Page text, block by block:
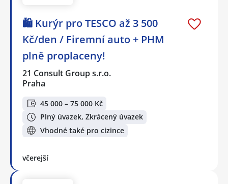
🛍️ Kurýr pro TESCO až 3 500
Kč/den / Firemní auto + PHM
plně proplaceny!
21 Consult Group s.r.o.
Praha
45 000 – 75 000 Kč
Plný úvazek, Zkrácený úvazek
Vhodné také pro cizince
včerejší